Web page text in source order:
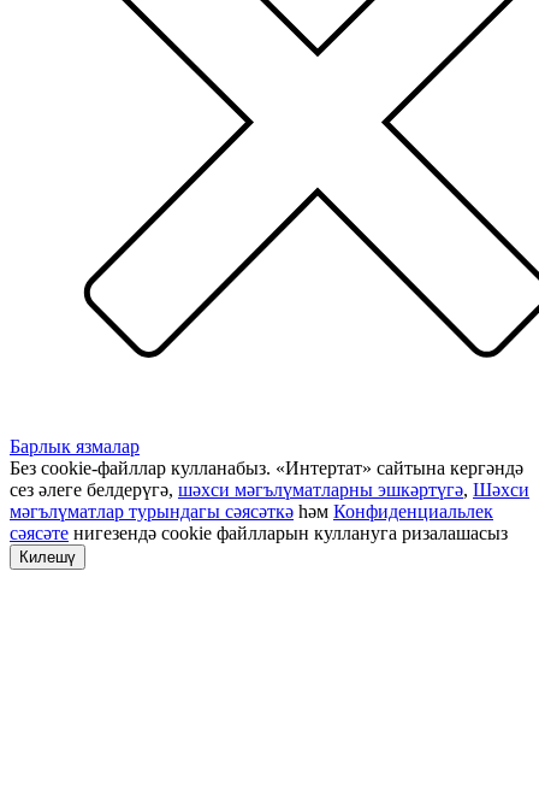
Барлык язмалар
Без cookie-файллар кулланабыз. «Интертат» сайтына кергәндә
сез әлеге белдерүгә, шәхси мәгълүматларны эшкәртүгә, Шәхси
мәгълүматлар турындагы сәясәткә һәм Конфиденциальлек
сәясәте нигезендә cookie файлларын куллануга ризалашасыз
Килешү